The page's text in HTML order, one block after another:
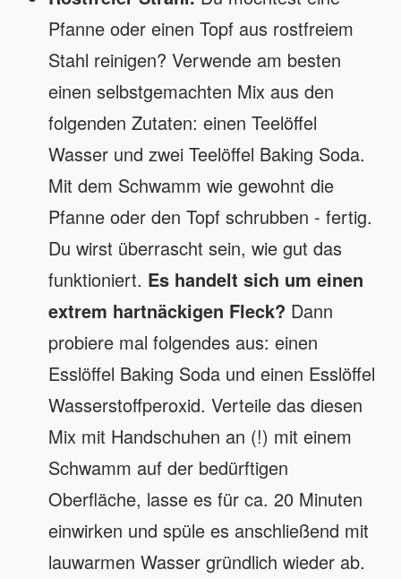
Pfanne oder einen Topf aus rostfreiem
Stahl reinigen? Verwende am besten
einen selbstgemachten Mix aus den
folgenden Zutaten: einen Teelöffel
Wasser und zwei Teelöffel Baking Soda.
Mit dem Schwamm wie gewohnt die
Pfanne oder den Topf schrubben - fertig.
Du wirst überrascht sein, wie gut das
funktioniert. Es handelt sich um einen
extrem hartnäckigen Fleck? Dann
probiere mal folgendes aus: einen
Esslöffel Baking Soda und einen Esslöffel
Wasserstoffperoxid. Verteile das diesen
Mix mit Handschuhen an (!) mit einem
Schwamm auf der bedürftigen
Oberfläche, lasse es für ca. 20 Minuten
einwirken und spüle es anschließend mit
lauwarmen Wasser gründlich wieder ab.